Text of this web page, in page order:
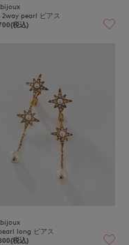
2way pearl ピアス
税込)
long ピアス
税込)